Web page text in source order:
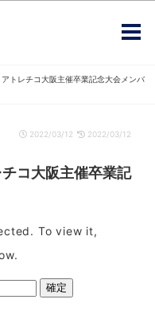
レチコ大阪主催卒業記念大会メンバ
2022/03/12 2022/03/12
コ大阪主催卒業記
To view it,